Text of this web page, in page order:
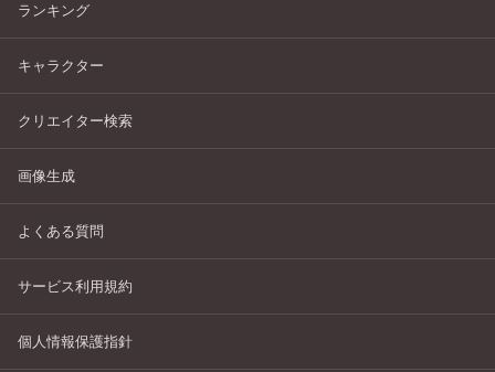
ランキング
キャラクター
クリエイター検索
画像生成
よくある質問
サービス利用規約
個人情報保護指針